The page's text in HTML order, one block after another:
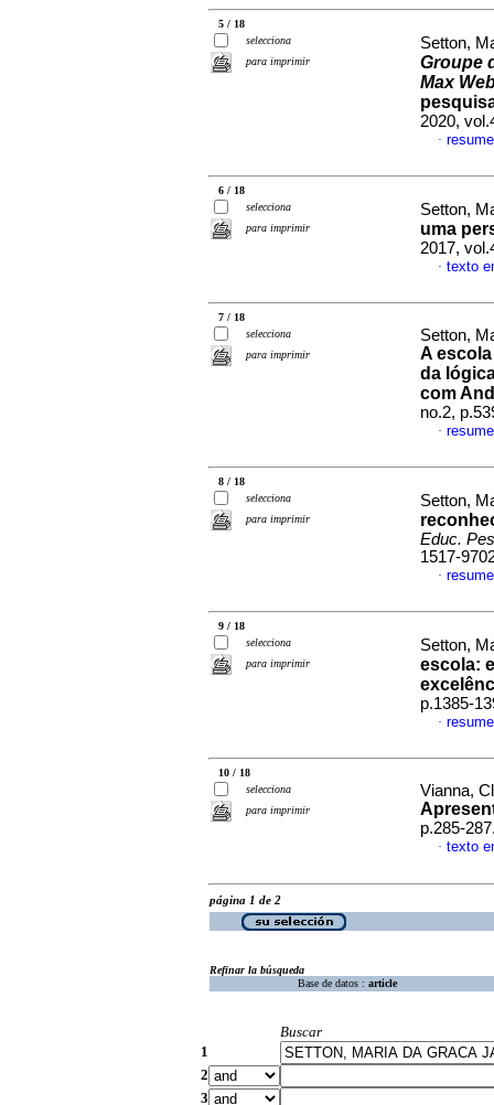
5 / 18
selecciona
para imprimir
Setton,
Groupe
Max
2020,
·
6 / 18
selecciona
para imprimir
Setton,
uma
2017,
· texto
7 / 18
selecciona
para imprimir
Setton,
A
da
com
no.2,
·
8 / 18
selecciona
para imprimir
Setton,
Educ.
1517-
·
9 / 18
selecciona
para imprimir
Setton,
escola:
p.1385-
·
10 / 18
selecciona
para imprimir
Vianna,
p.285-
· texto
página 1 de 2
Refinar la búsqueda
Base de datos : article
Buscar
1
2
3